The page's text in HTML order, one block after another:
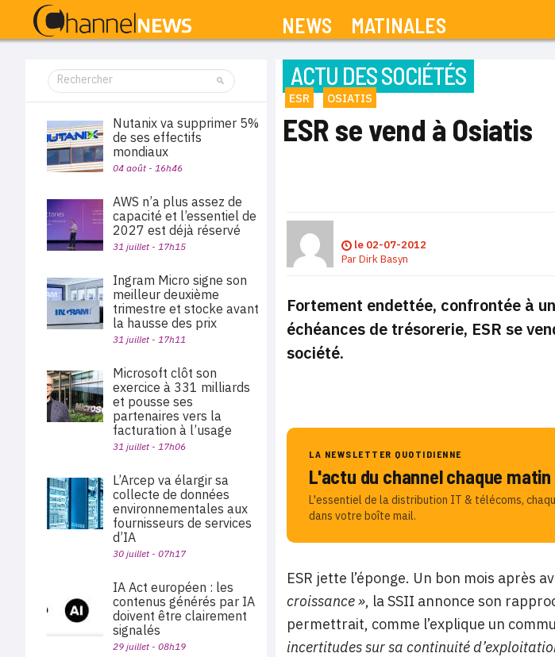
NEWS MATINALES
ACTU DES SOCIÉTÉS
ESR OSIATIS
ESR se vend à Osiatis
le 02-07-2012
ParDirk Basyn
Fortement endettée, confrontée à
échéances de trésorerie, ESR se
société.
LA NEWSLETTER QUOTIDIENNE
L'actu du channel chaque matin
L'essentiel de la distribution IT & télécoms,
dans votre boîte mail.
ESR jette l’éponge. Un bon mois après
croissance », la SSII annonce son
permettrait, comme l’explique un
incertitudes sur sa continuité
Nutanix va supprimer 5%
de ses effectifs
mondiaux
04 août - 16h46
AWS n’a plus assez de
capacité et l’essentiel de
2027 est déjà réservé
31 juillet - 17h15
Ingram Micro signe son
meilleur deuxième
trimestre et stocke avant
la hausse des prix
31 juillet - 17h11
Microsoft clôt son
exercice à 331 milliards
et pousse ses
partenaires vers la
facturation à l’usage
31 juillet - 17h06
L’Arcep va élargir sa
collecte de données
environnementales aux
fournisseurs de services
d’IA
30 juillet - 07h17
IA Act européen : les
contenus générés par IA
doivent être clairement
signalés
29 juillet - 08h19